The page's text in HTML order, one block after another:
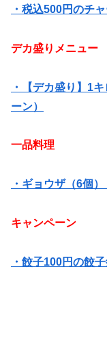
・税込500円のチ
デカ盛りメニュー
・【デカ盛り】1
ーン）
一品料理
・ギョウザ（6個
キャンペーン
・餃子100円の餃